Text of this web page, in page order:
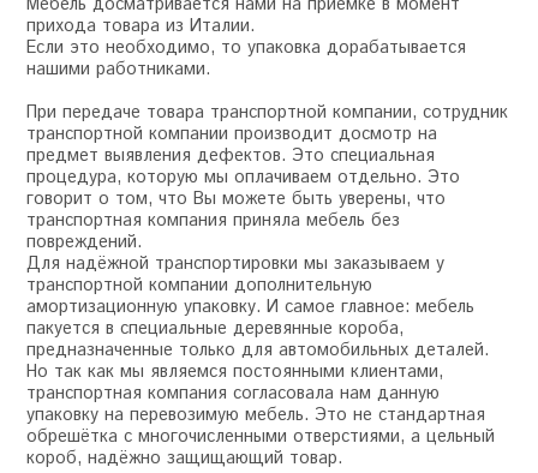
Мебель досматривается нами на приемке в момент
прихода товара из Италии.
Если это необходимо, то упаковка дорабатывается
нашими работниками.
При передаче товара транспортной компании, сотрудник
транспортной компании производит досмотр на
предмет выявления дефектов. Это специальная
процедура, которую мы оплачиваем отдельно. Это
говорит о том, что Вы можете быть уверены, что
транспортная компания приняла мебель без
повреждений.
Для надёжной транспортировки мы заказываем у
транспортной компании дополнительную
амортизационную упаковку. И самое главное: мебель
пакуется в специальные деревянные короба,
предназначенные только для автомобильных деталей.
Но так как мы являемся постоянными клиентами,
транспортная компания согласовала нам данную
упаковку на перевозимую мебель. Это не стандартная
обрешётка с многочисленными отверстиями, а цельный
короб, надёжно защищающий товар.